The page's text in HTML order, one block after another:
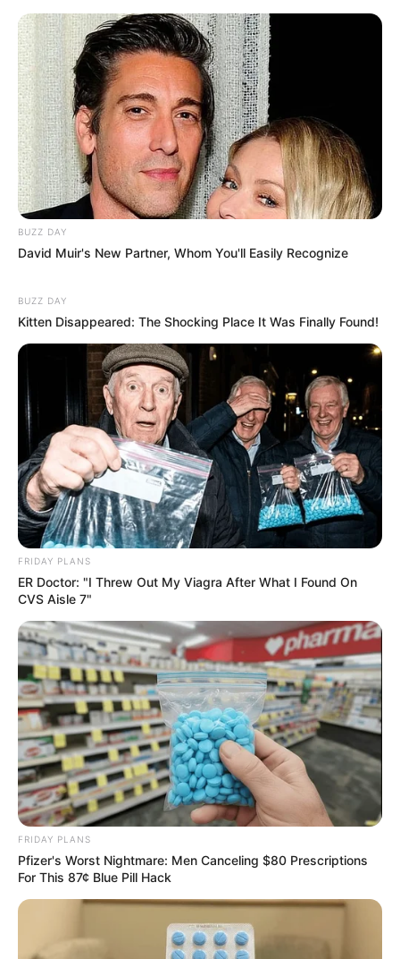
BUZZ DAY
David Muir's New Partner, Whom You'll Easily Recognize
BUZZ DAY
Kitten Disappeared: The Shocking Place It Was Finally Found!
FRIDAY PLANS
ER Doctor: "I Threw Out My Viagra After What I Found On
CVS Aisle 7"
FRIDAY PLANS
Pfizer's Worst Nightmare: Men Canceling $80 Prescriptions
For This 87¢ Blue Pill Hack